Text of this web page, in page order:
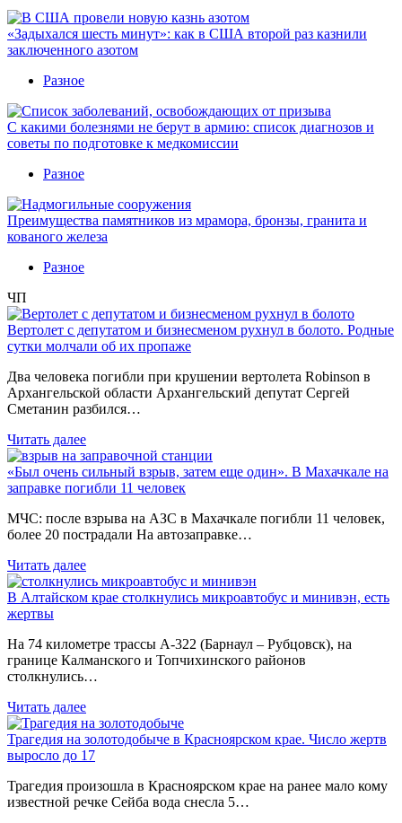
«Задыхался шесть минут»: как в США второй раз казнили
заключенного азотом
Разное
С какими болезнями не берут в армию: список диагнозов и
советы по подготовке к медкомиссии
Разное
Преимущества памятников из мрамора, бронзы, гранита и
кованого железа
Разное
ЧП
Вертолет с депутатом и бизнесменом рухнул в болото. Родные
сутки молчали об их пропаже
Два человека погибли при крушении вертолета Robinson в
Архангельской области Архангельский депутат Сергей
Сметанин разбился…
Читать далее
«Был очень сильный взрыв, затем еще один». В Махачкале на
заправке погибли 11 человек
МЧС: после взрыва на АЗС в Махачкале погибли 11 человек,
более 20 пострадали На автозаправке…
Читать далее
В Алтайском крае столкнулись микроавтобус и минивэн, есть
жертвы
На 74 километре трассы А-322 (Барнаул – Рубцовск), на
границе Калманского и Топчихинского районов
столкнулись…
Читать далее
Трагедия на золотодобыче в Красноярском крае. Число жертв
выросло до 17
Трагедия произошла в Красноярском крае на ранее мало кому
известной речке Сейба вода снесла 5…